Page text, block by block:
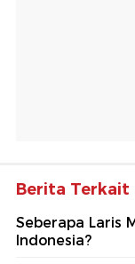
Berita Terkait
Seberapa Laris
Indonesia?